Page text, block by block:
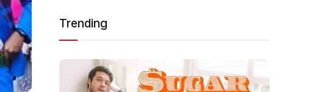
Trending